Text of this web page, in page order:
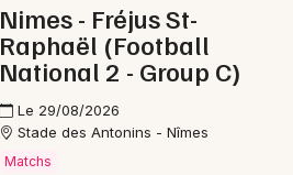
Nimes - Fréjus St-
Raphaël (Football
National 2 - Group C)
Le 29/08/2026
Stade des Antonins - Nîmes
Matchs